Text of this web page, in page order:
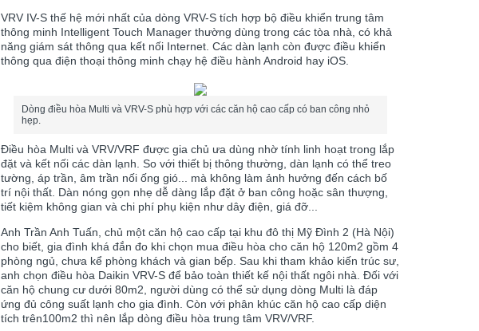
VRV IV-S thế hệ mới nhất của dòng VRV-S tích hợp bộ điều khiển trung tâm
thông minh Intelligent Touch Manager thường dùng trong các tòa nhà, có khả
năng giám sát thông qua kết nối Internet. Các dàn lạnh còn được điều khiển
thông qua điện thoại thông minh chạy hệ điều hành Android hay iOS.
Dòng điều hòa Multi và VRV-S phù hợp với các căn hộ cao cấp có ban công nhỏ
hẹp.
Điều hòa Multi và VRV/VRF được gia chủ ưa dùng nhờ tính linh hoạt trong lắp
đặt và kết nối các dàn lạnh. So với thiết bị thông thường, dàn lạnh có thể treo
tường, áp trần, âm trần nối ống gió... mà không làm ảnh hưởng đến cách bố
trí nội thất. Dàn nóng gọn nhẹ dễ dàng lắp đặt ở ban công hoặc sân thượng,
tiết kiệm không gian và chi phí phụ kiện như dây điện, giá đỡ...
Anh Trần Anh Tuấn, chủ một căn hộ cao cấp tại khu đô thị Mỹ Đình 2 (Hà Nội)
cho biết, gia đình khá đắn đo khi chọn mua điều hòa cho căn hộ 120m2 gồm 4
phòng ngủ, chưa kể phòng khách và gian bếp. Sau khi tham khảo kiến trúc sư,
anh chọn điều hòa Daikin VRV-S để bảo toàn thiết kế nội thất ngôi nhà.Đối với
căn hộ chung cư dưới 80m2, người dùng có thể sử dụng dòng Multi là đáp
ứng đủ công suất lạnh cho gia đình. Còn với phân khúc căn hộ cao cấp diện
tích trên100m2 thì nên lắp dòng điều hòa trung tâm VRV/VRF.